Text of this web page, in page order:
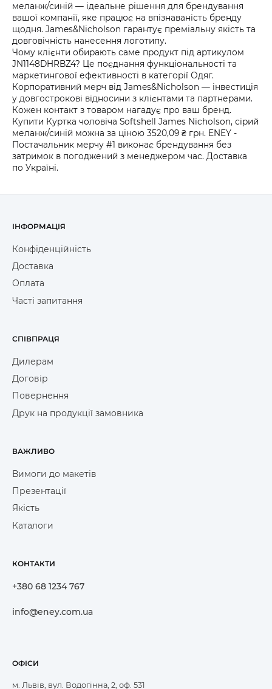
меланж/синій — ідеальне рішення для брендування
вашої компанії, яке працює на впізнаваність бренду
щодня. James&Nicholson гарантує преміальну якість та
довговічність нанесення логотипу.
Чому клієнти обирають саме продукт під артикулом
JN1148DHRBZ4? Це поєднання функціональності та
маркетингової ефективності в категорії Одяг.
Корпоративний мерч від James&Nicholson — інвестиція
у довгострокові відносини з клієнтами та партнерами.
Кожен контакт з товаром нагадує про ваш бренд.
Купити Куртка чоловіча Softshell James Nicholson, сірий
меланж/синій можна за ціною 3520,09 ₴ грн. ENEY -
Постачальник мерчу #1 виконає брендування без
затримок в погоджений з менеджером час. Доставка
по Україні.
ІНФОРМАЦІЯ
Конфіденційність
Доставка
Оплата
Часті запитання
СПІВПРАЦЯ
Дилерам
Договір
Повернення
Друк на продукції замовника
ВАЖЛИВО
Вимоги до макетів
Презентації
Якість
Каталоги
КОНТАКТИ
+380 68 1234 767
info@eney.com.ua
ОФІСИ
м. Львів, вул. Водогінна, 2, оф. 531